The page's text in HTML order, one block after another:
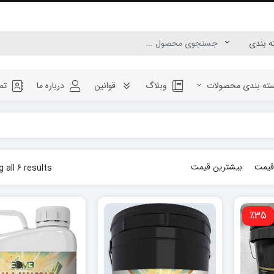
بندی محصولات وبلاگ قوانین درباره ما
بیشترین قیمت all 6 results
٪35